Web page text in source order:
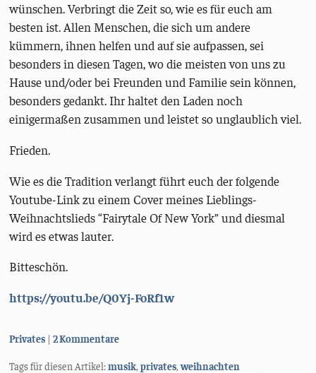
wünschen. Verbringt die Zeit so, wie es für euch am
besten ist. Allen Menschen, die sich um andere
kümmern, ihnen helfen und auf sie aufpassen, sei
besonders in diesen Tagen, wo die meisten von uns zu
Hause und/oder bei Freunden und Familie sein können,
besonders gedankt. Ihr haltet den Laden noch
einigermaßen zusammen und leistet so unglaublich viel.
Frieden.
Wie es die Tradition verlangt führt euch der folgende
Youtube-Link zu einem Cover meines Lieblings-
Weihnachtslieds “Fairytale Of New York” und diesmal
wird es etwas lauter.
Bitteschön.
https://youtu.be/Q0Yj-FoRf1w
Kategorien:
Privates 2 Kommentare
Tags für diesen Artikel:musik ,privates ,weihnachten